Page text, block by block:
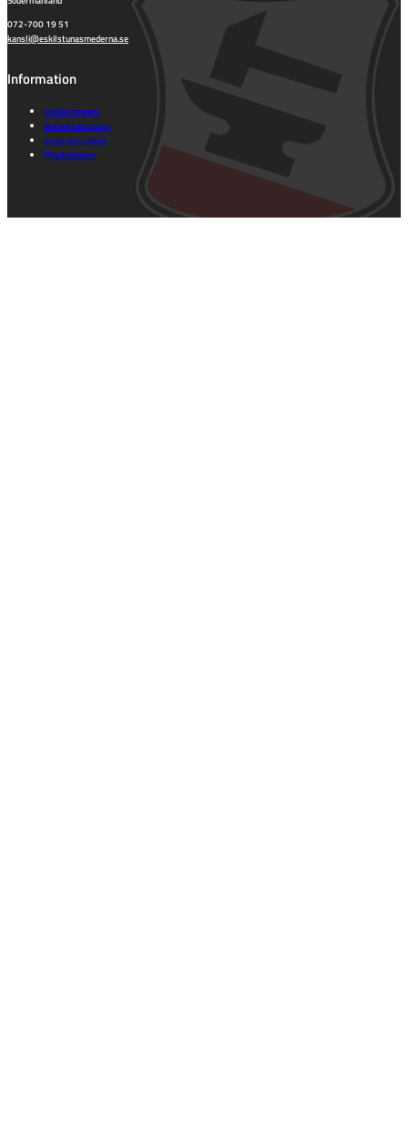
072-700 19 51
kansli@eskilstunasmederna.se
Information
Cookie consent
Dataskyddspolicy
Integritetspolicy
Tillgänglighet